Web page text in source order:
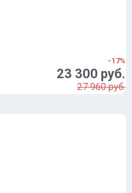
-17%
23 300 руб.
27 960 руб.